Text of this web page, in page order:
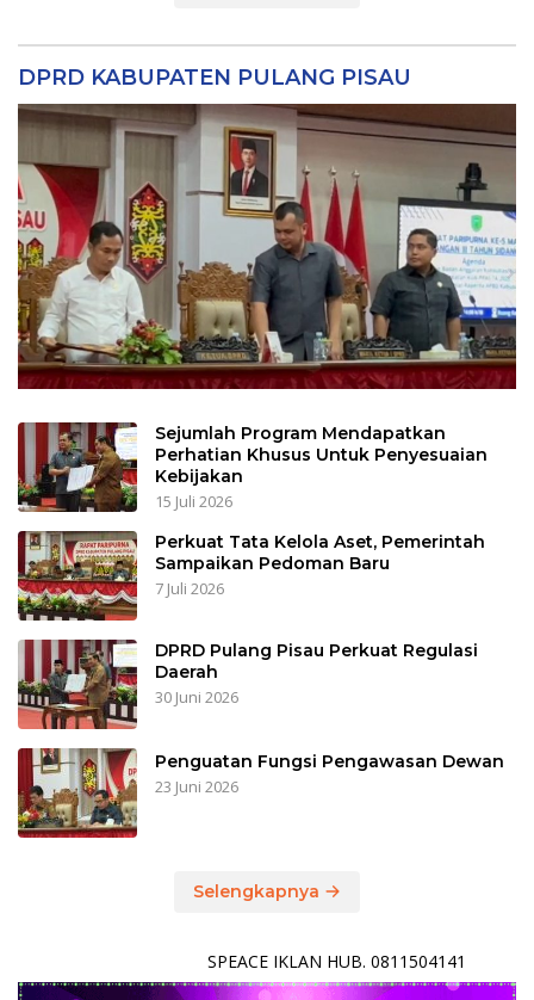
DPRD KABUPATEN PULANG PISAU
Sejumlah Program Mendapatkan
Perhatian Khusus Untuk Penyesuaian
Kebijakan
15 Juli 2026
Perkuat Tata Kelola Aset, Pemerintah
Sampaikan Pedoman Baru
7 Juli 2026
DPRD Pulang Pisau Perkuat Regulasi
Daerah
30 Juni 2026
Penguatan Fungsi Pengawasan Dewan
23 Juni 2026
Selengkapnya
SPEACE IKLAN HUB. 0811504141